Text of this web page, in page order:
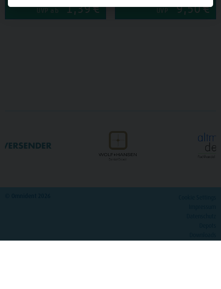
UVP ab 1,39€ UVP 9,50€